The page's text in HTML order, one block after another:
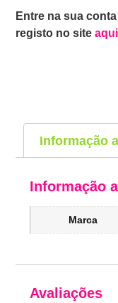
Entre na sua
registo no siteaqui
Informação
Informação
Marca
Avaliações